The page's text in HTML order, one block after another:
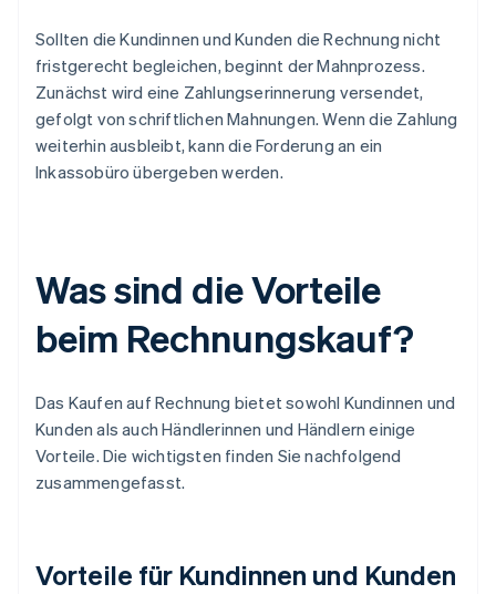
Sollten die Kundinnen und Kunden die Rechnung nicht
fristgerecht begleichen, beginnt der Mahnprozess.
Zunächst wird eine Zahlungserinnerung versendet,
gefolgt von schriftlichen Mahnungen. Wenn die Zahlung
weiterhin ausbleibt, kann die Forderung an ein
Inkassobüro übergeben werden.
Was sind die Vorteile
beim Rechnungskauf?
Das Kaufen auf Rechnung bietet sowohl Kundinnen und
Kunden als auch Händlerinnen und Händlern einige
Vorteile. Die wichtigsten finden Sie nachfolgend
zusammengefasst.
Vorteile für Kundinnen und Kunden